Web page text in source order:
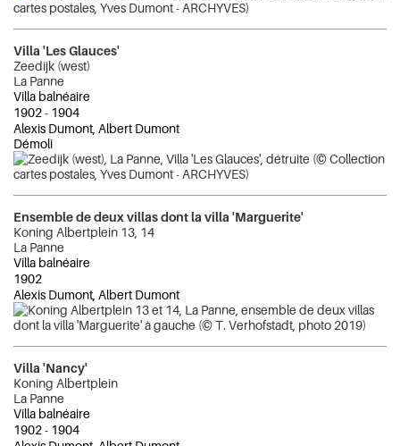
Villa 'Les Glauces'
Zeedijk (west)
La Panne
Villa balnéaire
1902- 1904
Alexis Dumont, Albert Dumont
Démoli
Ensemble de deux villas dont la villa 'Marguerite'
Koning Albertplein 13, 14
La Panne
Villa balnéaire
1902
Alexis Dumont, Albert Dumont
Villa 'Nancy'
Koning Albertplein
La Panne
Villa balnéaire
1902- 1904